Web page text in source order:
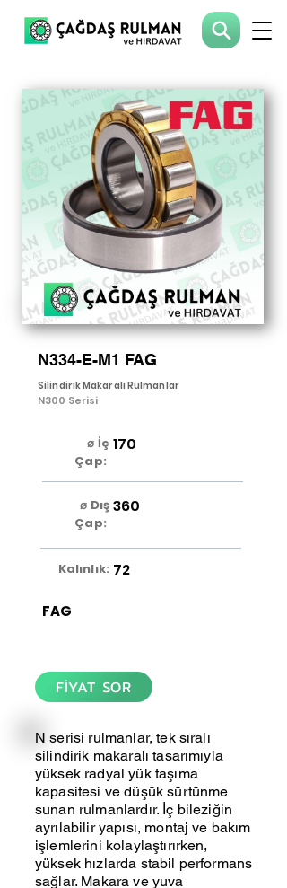
N334-E-M1 FAG
Silindirik Makaralı Rulmanlar
N300 Serisi
⌀ İç
Çap:
170
⌀ Dış
Çap:
360
Kalınlık: 72
FAG
FİYAT SOR
N serisi rulmanlar, tek sıralı
silindirik makaralı tasarımıyla
yüksek radyal yük taşıma
kapasitesi ve düşük sürtünme
sunan rulmanlardır. İç bileziğin
ayrılabilir yapısı, montaj ve bakım
işlemlerini kolaylaştırırken,
yüksek hızlarda stabil performans
sağlar. Makara ve yuva